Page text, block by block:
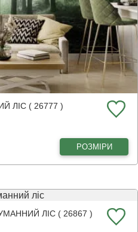
ЛІС ( 26777 )
РОЗМІРИ
ЛІС ( 26867 )